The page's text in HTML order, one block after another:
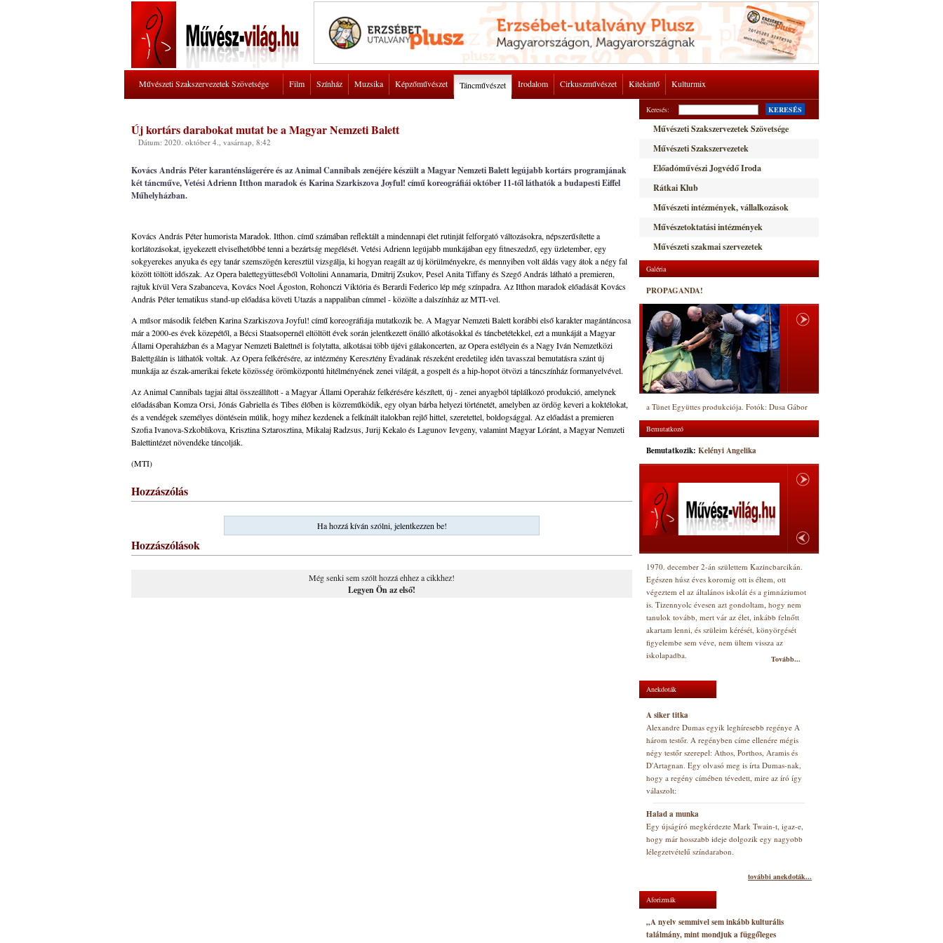
Művészeti Szakszervezetek Szövetsége Film Színház Muzsika Képzőművészet Táncművészet Irodalom Cirkuszművészet Kitekintő Kulturmix
Új kortárs darabokat mutat be a Magyar Nemzeti Balett
Dátum: 2020. október 4., vasárnap, 8:42
Kovács András Péter karanténslágerére és az Animal Cannibals zenéjére készült a Magyar Nemzeti Balett legújabb kortárs programjának
két táncműve, Vetési Adrienn Itthon maradok és Karina Szarkiszova Joyful! című koreográfiái október 11-től láthatók a budapesti Eiffel
Műhelyházban.
Kovács András Péter humorista Maradok. Itthon. című számában reflektált a mindennapi élet rutinját felforgató változásokra, népszerűsítette a
korlátozásokat, igyekezett elviselhetőbbé tenni a bezártság megélését. Vetési Adrienn legújabb munkájában egy fitneszedző, egy üzletember, egy
sokgyerekes anyuka és egy tanár szemszögén keresztül vizsgálja, ki hogyan reagált az új körülményekre, és mennyiben volt áldás vagy átok a négy fal
között töltött időszak. Az Opera balettegyütteséből Voltolini Annamaria, Dmitrij Zsukov, Pesel Anita Tiffany és Szegő András látható a premieren,
rajtuk kívül Vera Szabanceva, Kovács Noel Ágoston, Rohonczi Viktória és Berardi Federico lép még színpadra. Az Itthon maradok előadását Kovács
András Péter tematikus stand-up előadása követi Utazás a nappaliban címmel - közölte a dalszínház az MTI-vel.
A műsor második felében Karina Szarkiszova Joyful! című koreográfiája mutatkozik be. A Magyar Nemzeti Balett korábbi első karakter magántáncosa
már a 2000-es évek közepétől, a Bécsi Staatsopernél eltöltött évek során jelentkezett önálló alkotásokkal és táncbetétekkel, ezt a munkáját a Magyar
Állami Operaházban és a Magyar Nemzeti Balettnél is folytatta, alkotásai több újévi gálakoncerten, az Opera estélyein és a Nagy Iván Nemzetközi
Balettgálán is láthatók voltak. Az Opera felkérésére, az intézmény Keresztény Évadának részeként eredetileg idén tavasszal bemutatásra szánt új
munkája az észak-amerikai fekete közösség örömközpontú hitélményének zenei világát, a gospelt és a hip-hopot ötvözi a táncszínház formanyelvével.
Az Animal Cannibals tagjai által összeállított - a Magyar Állami Operaház felkérésére készített, új - zenei anyagból táplálkozó produkció, amelynek
előadásában Komza Orsi, Jónás Gabriella és Tibes élőben is közreműködik, egy olyan bárba helyezi történetét, amelyben az ördög keveri a koktélokat,
és a vendégek személyes döntésein múlik, hogy mihez kezdenek a felkínált italokban rejlő hittel, szeretettel, boldogsággal. Az előadást a premieren
Szofia Ivanova-Szkoblikova, Krisztina Sztarosztina, Mikalaj Radzsus, Jurij Kekalo és Lagunov Ievgeny, valamint Magyar Lóránt, a Magyar Nemzeti
Balettintézet növendéke táncolják.
(MTI)
Hozzászólás
Ha hozzá kíván szólni, jelentkezzen be!
Hozzászólások
Még senki sem szólt hozzá ehhez a cikkhez!
Legyen Ön az első!
Keresés: KERESÉS
Művészeti Szakszervezetek Szövetsége
Művészeti Szakszervezetek
Előadóművészi Jogvédő Iroda
Rátkai Klub
Művészeti intézmények, vállalkozások
Művészetoktatási intézmények
Művészeti szakmai szervezetek
Galéria
PROPAGANDA!
a Tünet Együttes produkciója. Fotók: Dusa Gábor
Bemutatkozó
Bemutatkozik: Kelényi Angelika
1970. december 2-án születtem Kazincbarcikán.
Egészen húsz éves koromig ott is éltem, ott
végeztem el az általános iskolát és a gimnáziumot
is. Tizennyolc évesen azt gondoltam, hogy nem
tanulok tovább, mert vár az élet, inkább felnőtt
akartam lenni, és szüleim kérését, könyörgését
figyelembe sem véve, nem ültem vissza az
iskolapadba.
Tovább...
Anekdoták
A siker titka
Alexandre Dumas egyik leghíresebb regénye A
három testőr. A regényben címe ellenére mégis
négy testőr szerepel: Athos, Porthos, Aramis és
D'Artagnan. Egy olvasó meg is írta Dumas-nak,
hogy a regény címében tévedett, mire az író így
válaszolt:
Halad a munka
Egy újságíró megkérdezte Mark Twain-t, igaz-e,
hogy már hosszabb ideje dolgozik egy nagyobb
lélegzetvételű színdarabon.
további anekdoták...
Aforizmák
„A nyelv semmivel sem inkább kulturális
találmány, mint mondjuk a függőleges